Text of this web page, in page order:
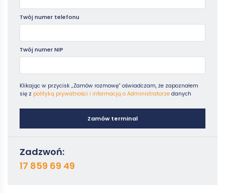
Twój numer telefonu
Twój numer NIP
Klikając w przycisk „Zamów rozmowę” oświadczam, że zapoznałem
się z polityką prywatności i informacją o Administratorze danych
Zamów terminal
Zadzwoń:
17 859 69 49